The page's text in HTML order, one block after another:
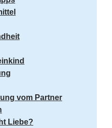
vom Partner
Liebe?